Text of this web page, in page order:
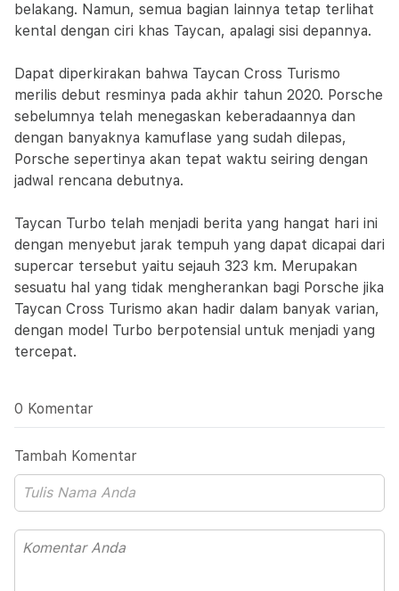
belakang. Namun, semua bagian lainnya tetap terlihat
kental dengan ciri khas Taycan, apalagi sisi depannya.
Dapat diperkirakan bahwa Taycan Cross Turismo
merilis debut resminya pada akhir tahun 2020. Porsche
sebelumnya telah menegaskan keberadaannya dan
dengan banyaknya kamuflase yang sudah dilepas,
Porsche sepertinya akan tepat waktu seiring dengan
jadwal rencana debutnya.
Taycan Turbo telah menjadi berita yang hangat hari ini
dengan menyebut jarak tempuh yang dapat dicapai dari
supercar tersebut yaitu sejauh 323 km. Merupakan
sesuatu hal yang tidak mengherankan bagi Porsche jika
Taycan Cross Turismo akan hadir dalam banyak varian,
dengan model Turbo berpotensial untuk menjadi yang
tercepat.
0 Komentar
Tambah Komentar